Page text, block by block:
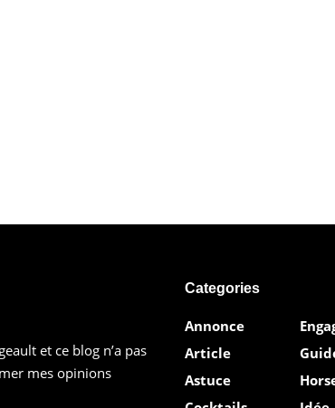
et ce blog n’a pas
mes opinions
Categories
Annonce
Article
Astuce